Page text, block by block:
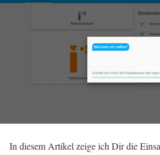
In diesem Artikel zeige ich Dir die